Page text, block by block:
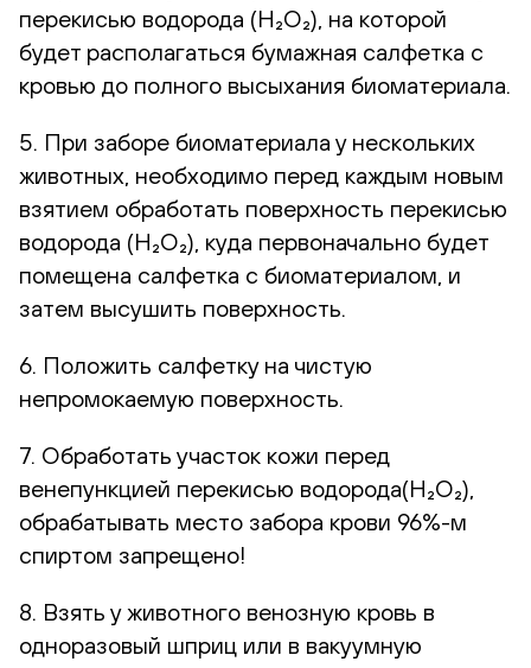
перекисью водорода (H₂O₂), на которой
будет располагаться бумажная салфетка с
кровью до полного высыхания биоматериала.
5. При заборе биоматериала у нескольких
животных, необходимо перед каждым новым
взятием обработать поверхность перекисью
водорода (H₂O₂), куда первоначально будет
помещена салфетка с биоматериалом, и
затем высушить поверхность.
6. Положить салфетку на чистую
непромокаемую поверхность.
7. Обработать участок кожи перед
венепункцией перекисью водорода(H₂O₂),
обрабатывать место забора крови 96%-м
спиртом запрещено!
8. Взять у животного венозную кровь в
одноразовый шприц или в вакуумную